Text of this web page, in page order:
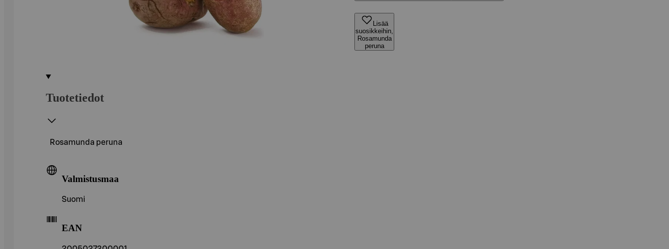
Lisää
suosikkeihin,
Rosamunda
peruna
Tuotetiedot
Rosamunda peruna
Valmistusmaa
Suomi
EAN